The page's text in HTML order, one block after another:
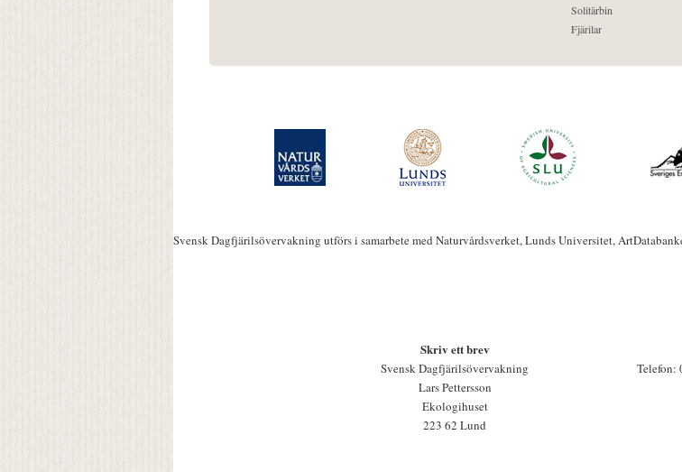
Solitärbin
Fjärilar
Svensk Dagfjärilsövervakning utförs i samarbete med Naturvårdsverket, Lunds Universitet,
Skriv ett brev
Svensk Dagfjärilsövervakning
Lars Pettersson
Ekologihuset
223 62 Lund
Telefon: